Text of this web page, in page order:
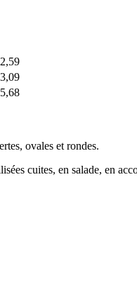
ovales et rondes.
cuites, en salade, en